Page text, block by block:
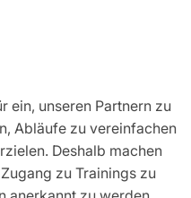
ein, unseren Partnern zu
Abläufe zu vereinfachen
Deshalb machen
zu Trainings zu